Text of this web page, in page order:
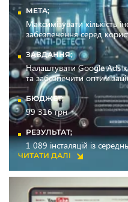
МЕТА;
Максимізувати кількість
забезпечення серед
ЗАВДАННЯ;
Налаштувати Google Ads
та забезпечити
БЮДЖЕТ;
99 316 грн
РЕЗУЛЬТАТ;
1 089 інсталяцій із
ЧИТАТИ ДАЛІ